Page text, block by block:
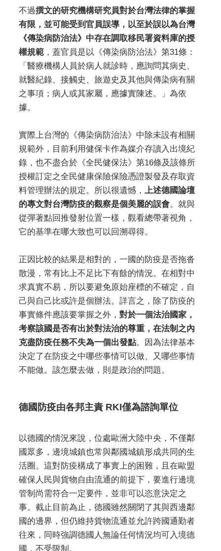
不過撰文的研究機構研究員對於台灣法律的掌握
有限，並可能受到官員誤導，以至於誤以為台灣
《傳染病防治法》中存在調取移民署資料庫的授
權規範，蓋官員是以《傳染病防治法》第31條：
「醫療機構人員於病人就診時，應詢問其病史、
就醫紀錄、接觸史、旅遊史及其他與傳染病有關
之事項；病人或其家屬，應據實陳述。」為依
據。
實際上台灣的《傳染病防治法》中除未設有相關
規範外，目前利用健保卡作為媒介存讀入出境紀
錄，也不盡合於《全民健保法》第16條及該條所
授權訂定之全民健康保險保險憑證製發及存取資
料管理辦法的規定。所以很遺憾， 上述德國論壇
的專文對台灣防疫的觀察是個美麗的誤會。就與
從彈著點回推發射位置一樣，觀看總帶著視角，
它的基準在哪大致也可以回溯尋得。
正因比較的結果是相對的，一國的防疫是否拖沓
散漫，常有比上不足比下有餘的情況。在相對中
求真實不易，所以要避免原始座標的不確定，自
己與自己比或許是個辦法。詳言之，除了防疫的
事實條件應該要掌握之外， 對於一個法治國家，
考察該國是否有出於對法治的尊重，在法制之內
克盡防疫任務不失為一個出發點。因為法律基本
決定了在防疫之中哪些事情可以做、又哪些事情
不能做。該怎麼去做，則是政治的問題。
德國防疫由各邦主責 RKI僅為諮詢單位
以德國的情況來說，位處歐洲大陸中央，不僅鄰
國眾多，邊境城鎮也常與鄰國城鎮形成共同的生
活圈。這對防疫構成了事實上的困難，且在歐盟
確保人民與貨物自由流通的前提下，要進行邊境
管制尚需符合一定要件，並非可以恣意決定之
事。截止目前為止，德國雖然關閉了其與西邊鄰
國的邊界，但仍維持貨物流通並允許跨國通勤者
往來，同時強調德國人無論任何情況均可入境德
國，不受限制。